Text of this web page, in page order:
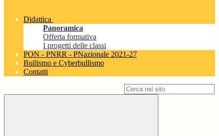
Didattica
Panoramica
Offerta formativa
I progetti delle classi
PON - PNRR - PNazionale 2021-27
Bullismo e Cyberbullismo
Contatti